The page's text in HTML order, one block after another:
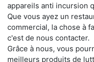
appareils anti incursion
Que vous ayez un
commercial, la chose à
c'est de nous contacter.
Grâce à nous, vous
meilleurs produits de